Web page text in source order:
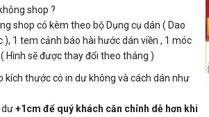
shop ?
shop có kèm theo bộ Dụng cụ dán ( Dao
), 1 tem cảnh báo hài hước dán viền , 1 móc
Hình sẽ được thay đổi theo tháng )
kích thước có in dư không và cách dán như
dư+1cm để quý khách căn chỉnh dễ hơn khi